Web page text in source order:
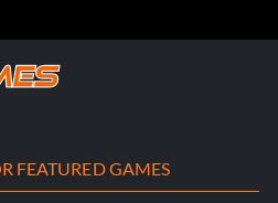
FEATURED GAMES